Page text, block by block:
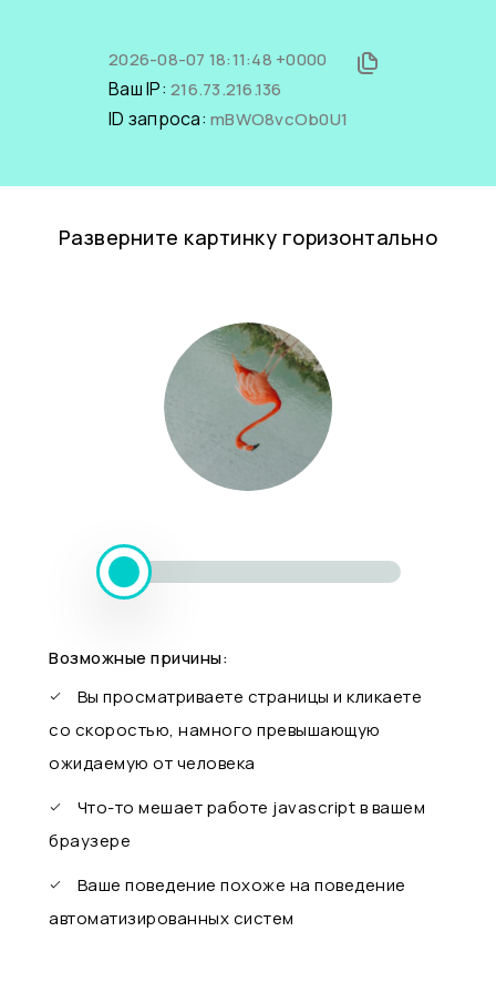
2026-08-07 18:11:48 +0000
Ваш IP: 216.73.216.136
ID запроса: mBWO8vcOb0U1
Разверните картинку горизонтально
Возможные причины:
Вы просматриваете страницы и кликаете
со скоростью, намного превышающую
ожидаемую от человека
Что-то мешает работе javascript в вашем
браузере
Ваше поведение похоже на поведение
автоматизированных систем